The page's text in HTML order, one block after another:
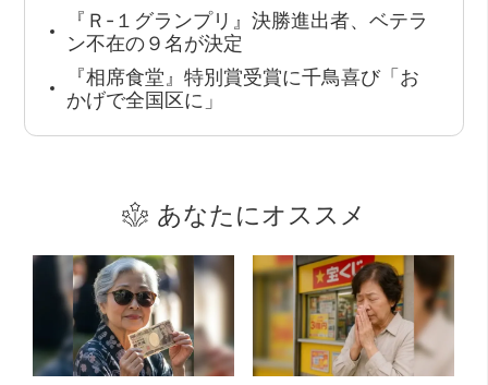
『Ｒ-１グランプリ』決勝進出者、ベテラ
ン不在の９名が決定
『相席食堂』特別賞受賞に千鳥喜び「お
かげで全国区に」
あなたにオススメ